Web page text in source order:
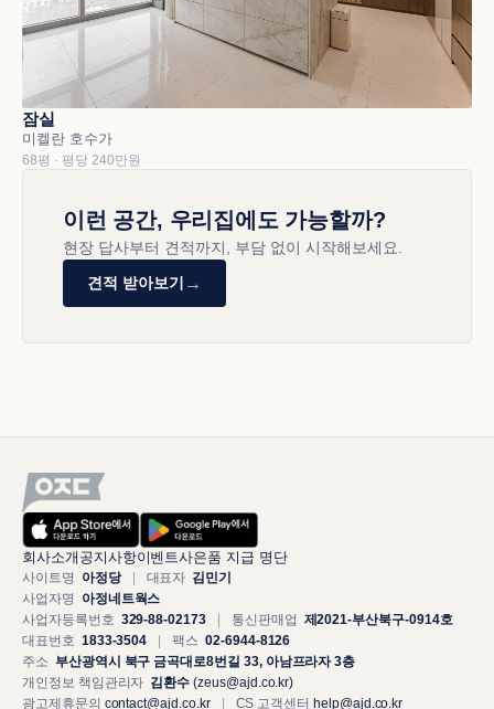
잠실
미켈란 호수가
68평 · 평당 240만원
이런 공간, 우리집에도 가능할까?
현장 답사부터 견적까지, 부담 없이 시작해보세요.
견적 받아보기 →
회사소개 공지사항이벤트사은품 지급 명단
사이트명 아정당 대표자 김민기
사업자명 아정네트웍스
사업자등록번호 329-88-02173 통신판매업 제2021-부산북구-0914호
대표번호 1833-3504 팩스 02-6944-8126
주소 부산광역시 북구 금곡대로8번길 33, 아남프라자 3층
개인정보 책임관리자 김환수 (zeus@ajd.co.kr)
광고제휴문의 contact@ajd.co.kr CS 고객센터 help@ajd.co.kr